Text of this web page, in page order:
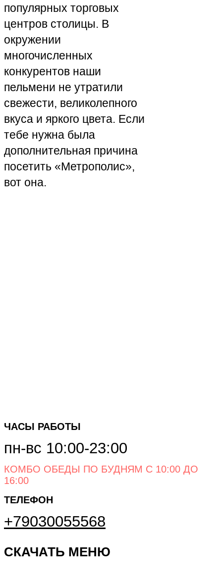
популярных торговых
центров столицы. В
окружении
многочисленных
конкурентов наши
пельмени не утратили
свежести, великолепного
вкуса и яркого цвета. Если
тебе нужна была
дополнительная причина
посетить «Метрополис»,
вот она.
ЧАСЫ РАБОТЫ
пн-вс 10:00-23:00
КОМБО ОБЕДЫ ПО БУДНЯМ С 10:00 ДО
16:00
ТЕЛЕФОН
+79030055568
СКАЧАТЬ МЕНЮ